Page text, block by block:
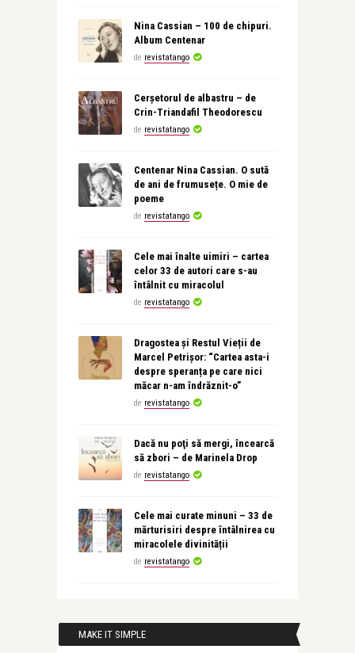
Nina Cassian – 100 de chipuri.
Album Centenar
de revistatango
Cerșetorul de albastru – de
Crin-Triandafil Theodorescu
de revistatango
Centenar Nina Cassian. O sută
de ani de frumusețe. O mie de
poeme
de revistatango
Cele mai înalte uimiri – cartea
celor 33 de autori care s-au
întâlnit cu miracolul
de revistatango
Dragostea și Restul Vieții de
Marcel Petrișor: “Cartea asta-i
despre speranța pe care nici
măcar n-am îndrăznit-o”
de revistatango
Dacă nu poţi să mergi, încearcă
să zbori – de Marinela Drop
de revistatango
Cele mai curate minuni – 33 de
mărturisiri despre întâlnirea cu
miracolele divinității
de revistatango
MAKE IT SIMPLE